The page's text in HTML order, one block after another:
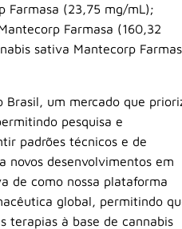
Farmasa (23,75 mg/mL);
Farmasa (160,32
sativa Mantecorp
Brasil, um mercado que
pesquisa e
padrões técnicos e de
novos desenvolvimentos em
de como nossa plataforma
global, permitindo
terapias à base de cannabis